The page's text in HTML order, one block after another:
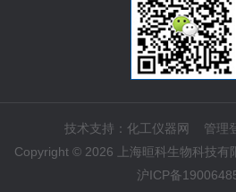
技术支持： 化工仪器网 管理
Copyright © 2026 上海晅科生物科技有
沪ICP备